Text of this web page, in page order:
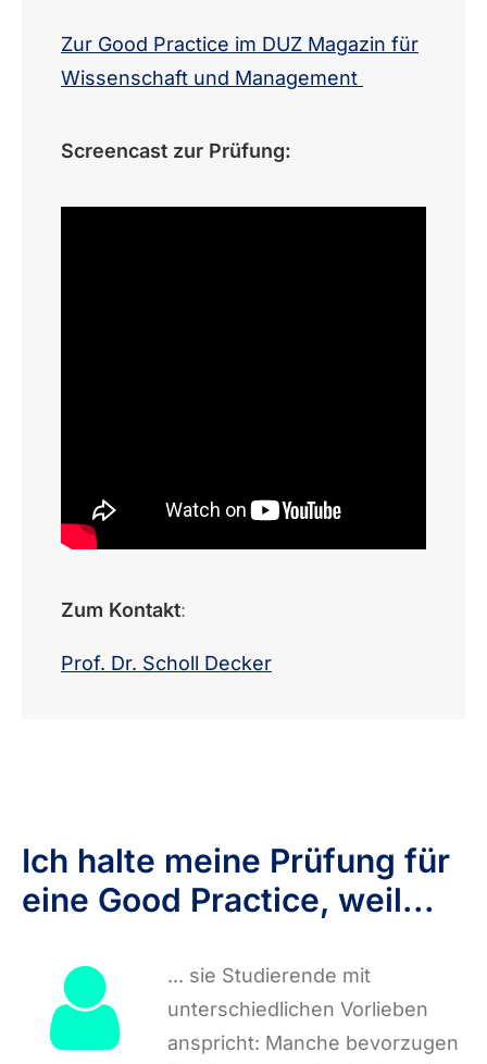
Zur Good Practice im DUZ Magazin für
Wissenschaft und Management
Screencast zur Prüfung:
Zum Kontakt:
Prof. Dr. Scholl Decker
Ich halte meine Prüfung für
eine Good Practice, weil...
... sie Studierende mit
unterschiedlichen Vorlieben
anspricht: Manche bevorzugen